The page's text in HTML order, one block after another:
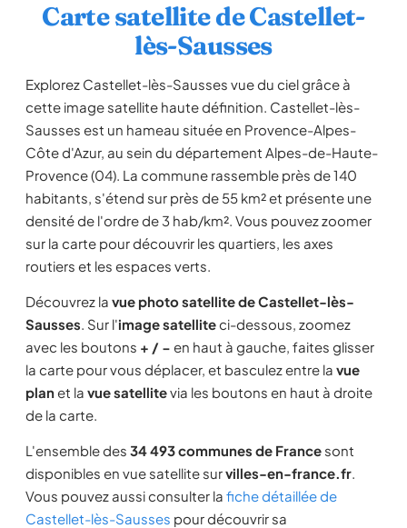
Carte satellite de Castellet-
lès-Sausses
Explorez Castellet-lès-Sausses vue du ciel grâce à
cette image satellite haute définition. Castellet-lès-
Sausses est un hameau située en Provence-Alpes-
Côte d'Azur, au sein du département Alpes-de-Haute-
Provence (04). La commune rassemble près de 140
habitants, s'étend sur près de 55 km² et présente une
densité de l'ordre de 3 hab/km². Vous pouvez zoomer
sur la carte pour découvrir les quartiers, les axes
routiers et les espaces verts.
Découvrez la vue photo satellite de Castellet-lès-
Sausses. Sur l'image satelliteci-dessous, zoomez
avec les boutons + / − en haut à gauche, faites glisser
la carte pour vous déplacer, et basculez entre la vue
planet la vue satellitevia les boutons en haut à droite
de la carte.
L'ensemble des 34 493 communes de France sont
disponibles en vue satellite survilles-en-france.fr.
Vous pouvez aussi consulter la fiche détaillée de
Castellet-lès-Sausses pour découvrir sa